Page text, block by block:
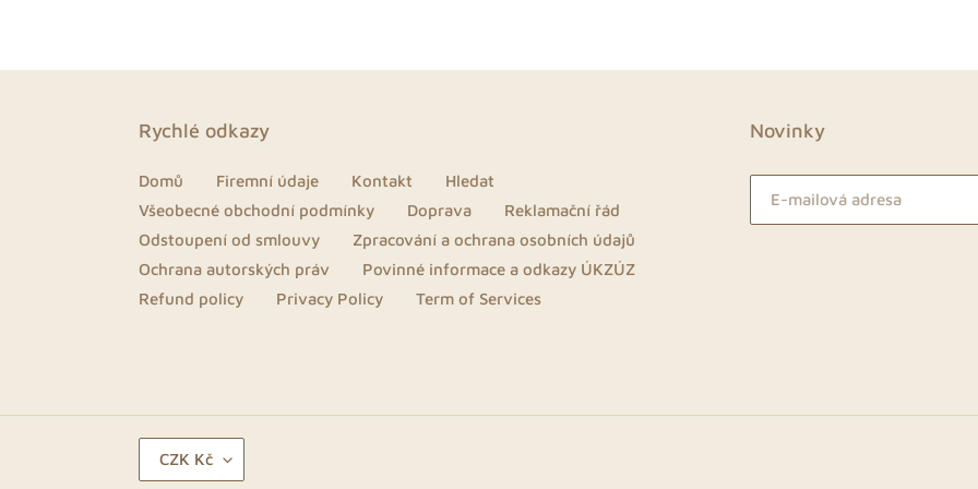
Rychlé odkazy
Domů Firemní údaje Kontakt
Hledat
Všeobecné obchodní podmínky
Doprava
Reklamační řád
Odstoupení od smlouvy
Zpracování a ochrana osobních údajů
Ochrana autorských práv
Povinné informace a odkazy ÚKZÚZ
Refund policy
Privacy Policy Term of Services
Novinky
Ě
CZK Kč